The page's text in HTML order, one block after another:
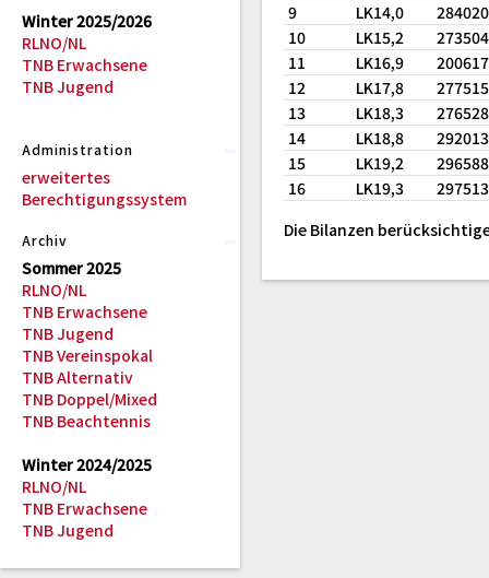
Winter 2025/2026
RLNO/NL
TNB Erwachsene
TNB Jugend
Administration
erweitertes
Berechtigungssystem
Archiv
Sommer 2025
RLNO/NL
TNB Erwachsene
TNB Jugend
TNB Vereinspokal
TNB Alternativ
TNB Doppel/Mixed
TNB Beachtennis
Winter 2024/2025
RLNO/NL
TNB Erwachsene
TNB Jugend
9
LK14,0
10
LK15,2
11
LK16,9
12
LK17,8
13
LK18,3
14
LK18,8
15
LK19,2
16
LK19,3
Die Bilanzen